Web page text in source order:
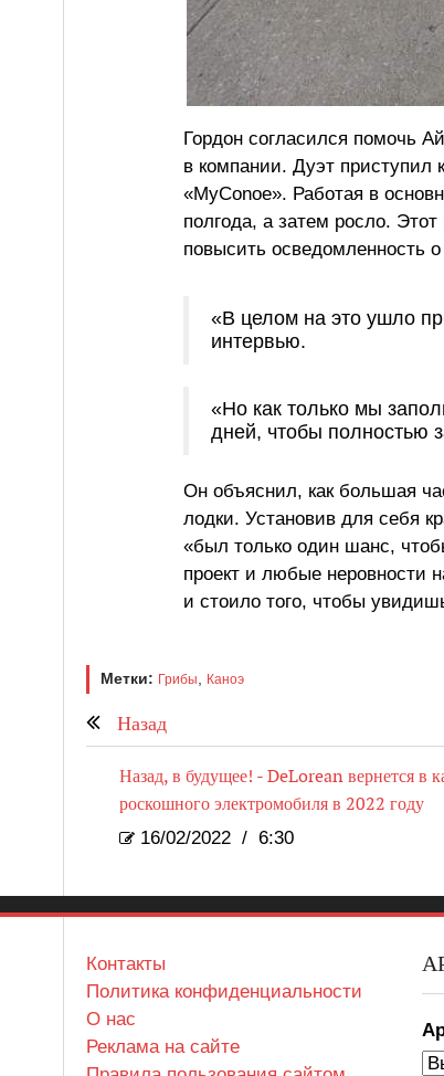
Гордон согласился помочь
в компании. Дуэт приступил
«MyConoe». Работая в
полгода, а затем росло.
повысить осведомленность
«В целом на это ушло
интервью.
«Но как только мы
дней, чтобы полностью
Он объяснил, как большая
лодки. Установив для себя
«был только один шанс,
проект и любые неровности
и стоило того, чтобы
Метки: Грибы, Каноэ
Назад
Назад, в будущее! - DeLorean вернется в
роскошного электромобиля в 2022 году
16/02/2022 / 6:30
Контакты
Политика конфиденциальности
О нас
Реклама на сайте